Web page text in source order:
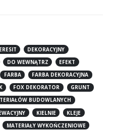
DEKORACYJNY
DO WEWNĄTRZ
EFEKT
FARBA
FARBA DEKORACYJNA
FOX DEKORATOR
GRUNT
BUDOWLANYCH
KIELNIE
KLEJE
MATERIAŁY WYKOŃCZENIOWE